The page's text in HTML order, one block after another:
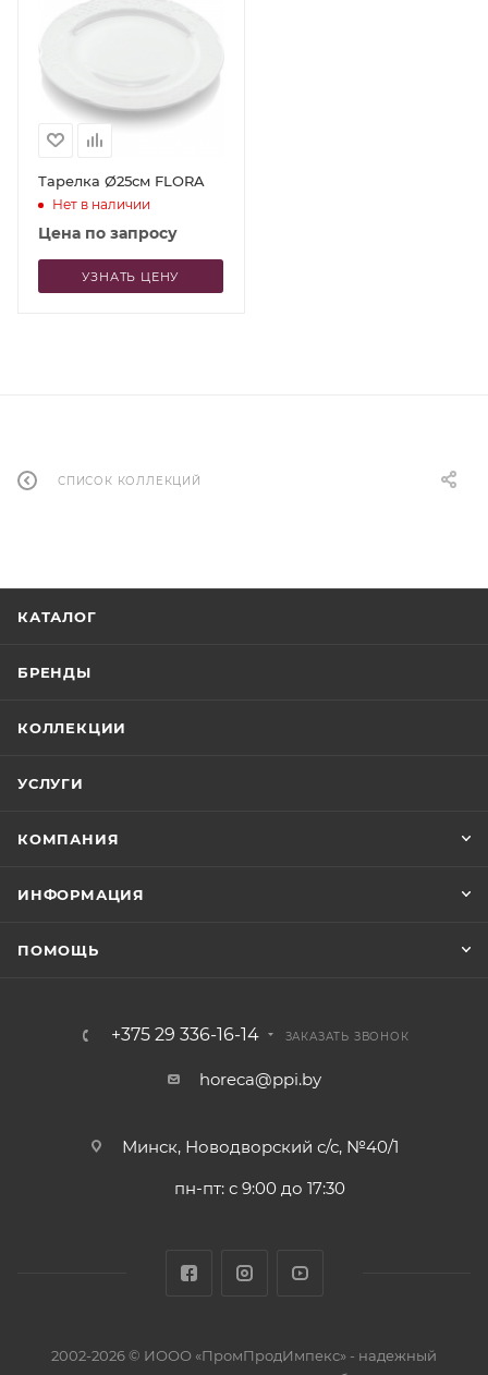
Тарелка Ø25см FLORA
Нет в наличии
Цена по запросу
УЗНАТЬ ЦЕНУ
СПИСОК КОЛЛЕКЦИЙ
КАТАЛОГ
БРЕНДЫ
КОЛЛЕКЦИИ
УСЛУГИ
КОМПАНИЯ
ИНФОРМАЦИЯ
ПОМОЩЬ
+375 29 336-16-14 ЗАКАЗАТЬ ЗВОНОК
horeca@ppi.by
Минск, Новодворский с/с, №40/1
пн-пт: с 9:00 до 17:30
2002-2026 © ИООО «ПромПродИмпекс» - надежный